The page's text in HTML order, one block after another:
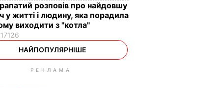
розповів про найдовшу
у житті і людину, яка порадила
виходити з "котла"
17126
НАЙПОПУЛЯРНІШЕ
РЕКЛАМА